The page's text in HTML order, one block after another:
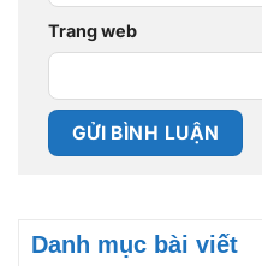
Trang web
Danh mục bài viết